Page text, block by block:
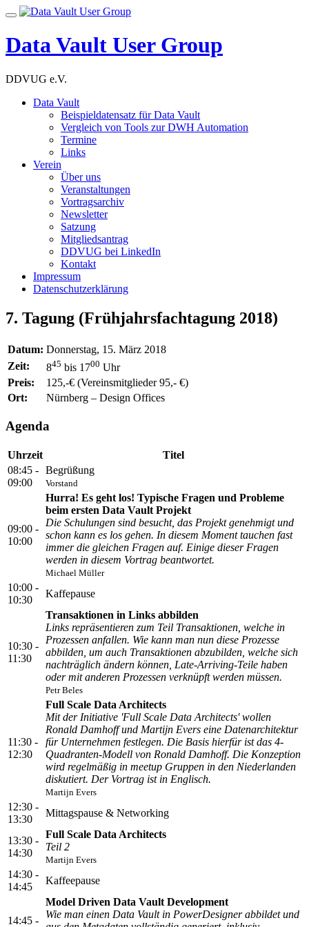
Skip
content
Toggle
Data Vault User Group
DDVUG e.V.
Data Vault
Beispieldatensatz für Data Vault
Vergleich von Tools zur DWH Automation
Termine
Links
Verein
Über uns
Veranstaltungen
Vortragsarchiv
Newsletter
Satzung
Mitgliedsantrag
DDVUG bei LinkedIn
Kontakt
Impressum
Datenschutzerklärung
7. Tagung (Frühjahrsfachtagung 2018)
Datum: Donnerstag, 15. März 2018
Zeit:
845 bis 1700 Uhr
Preis:
125,-€ (Vereinsmitglieder 95,- €)
Ort:
Nürnberg – Design Offices
Agenda
Uhrzeit
Titel
08:45 -
09:00
Begrüßung
Vorstand
09:00 -
10:00
Hurra! Es geht los! Typische Fragen und Probleme
beim ersten Data Vault Projekt
Die Schulungen sind besucht, das Projekt genehmigt und
schon kann es los gehen. In diesem Moment tauchen fast
immer die gleichen Fragen auf. Einige dieser Fragen
werden in diesem Vortrag beantwortet.
Michael Müller
10:00 -
10:30
Kaffepause
10:30 -
11:30
Transaktionen in Links abbilden
Links repräsentieren zum Teil Transaktionen, welche in
Prozessen anfallen. Wie kann man nun diese Prozesse
abbilden, um auch Transaktionen abzubilden, welche sich
nachträglich ändern können, Late-Arriving-Teile haben
oder mit anderen Prozessen verknüpft werden müssen.
Petr Beles
11:30 -
12:30
Full Scale Data Architects
Mit der Initiative 'Full Scale Data Architects' wollen
Ronald Damhoff und Martijn Evers eine Datenarchitektur
für Unternehmen festlegen. Die Basis hierfür ist das 4-
Quadranten-Modell von Ronald Damhoff. Die Konzeption
wird regelmäßig in meetup Gruppen in den Niederlanden
diskutiert. Der Vortrag ist in Englisch.
Martijn Evers
12:30 -
13:30
Mittagspause & Networking
13:30 -
14:30
Full Scale Data Architects
Teil 2
Martijn Evers
14:30 -
14:45
Kaffeepause
14:45 -
Model Driven Data Vault Development
Wie man einen Data Vault in PowerDesigner abbildet und